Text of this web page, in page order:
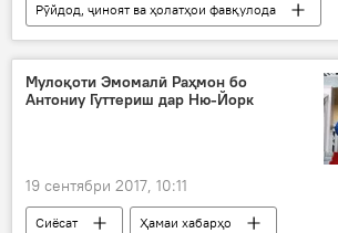
Рӯйдод, ҷиноят ва ҳолатҳои фавқулода
Ҳамаи хабарҳо
роҳ
садама
Дар Тоҷикистон
ВУД
Мулоқоти Эмомалӣ Раҳмон бо
Антониу Гуттериш дар Ню-Йорк
19 сентябри 2017, 10:11
Сиёсат
Ҳамаи хабарҳо